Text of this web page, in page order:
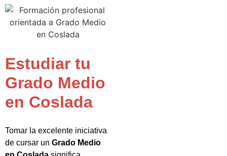
Estudiar tu
Grado Medio
en Coslada
Tomar la excelente iniciativa
de cursar un Grado Medio